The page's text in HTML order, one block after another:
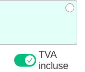
TVA
incluse